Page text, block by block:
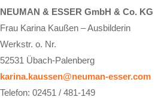
NEUMAN & ESSER GmbH & Co. KG
Frau Karina Kaußen – Ausbilderin
Werkstr. o. Nr.
52531 Übach-Palenberg
karina.kaussen@neuman-esser.com
Telefon: 02451 / 481-149